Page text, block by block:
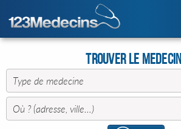
Trouver le Medecin